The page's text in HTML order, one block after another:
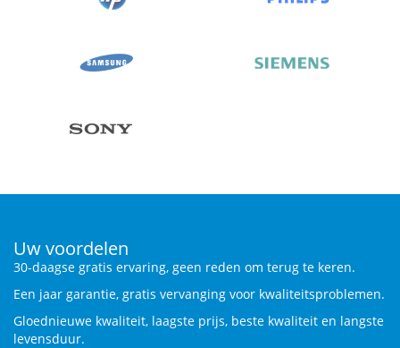
Uw voordelen
30-daagse gratis ervaring, geen reden om terug te keren.
Een jaar garantie, gratis vervanging voor kwaliteitsproblemen.
Gloednieuwe kwaliteit, laagste prijs, beste kwaliteit en langste
levensduur.